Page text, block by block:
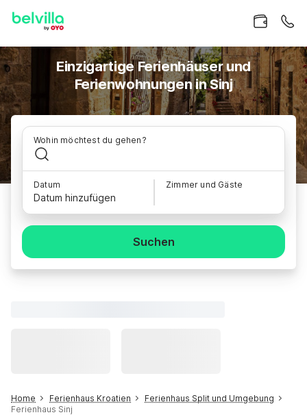
Einzigartige Ferienhäuser und
Ferienwohnungen in Sinj
Wohin möchtest du gehen?
Datum
Datum hinzufügen
Zimmer und Gäste
Suchen
Home Ferienhaus Kroatien
Ferienhaus Split und Umgebung
Ferienhaus Sinj